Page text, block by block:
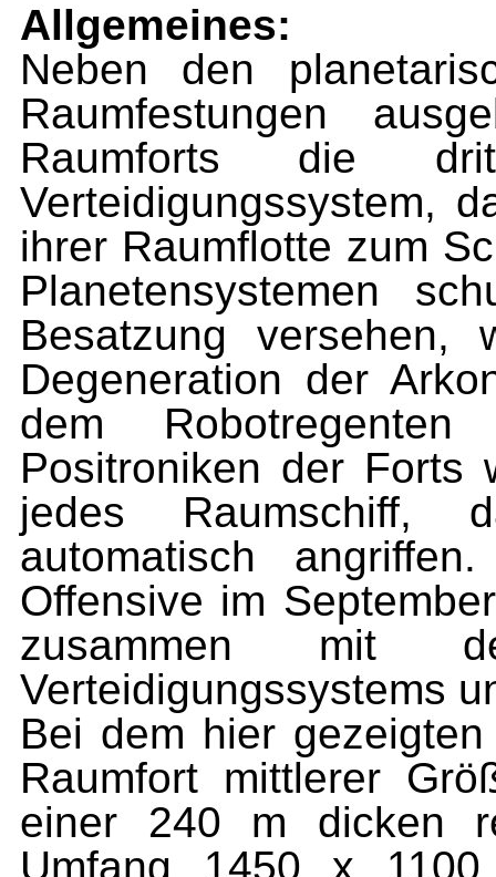
Allgemeines:
Neben den
Raum­festungen
Raumforts die
Verteidigungssystem,
ihrer Raumflotte zum
Planetensystemen
Besatzung versehen,
Degeneration der
dem
Positroniken der Forts
jedes Raum­schiff,
automatisch
Offensive im
zusammen mit
Verteidigungssystems
Bei dem hier
Raum­fort mittlerer
einer 240 m dicken
Umfang 1450 x